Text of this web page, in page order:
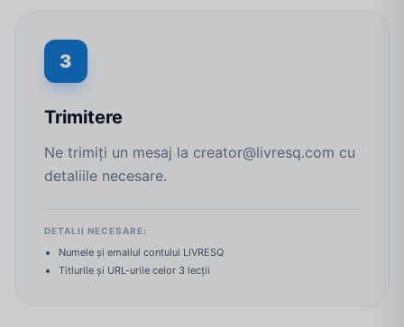
3
Trimitere
Ne trimiți un mesaj la creator@livresq.com cu
detaliile necesare.
DETALII NECESARE:
Numele și emailul contului LIVRESQ
Titlurile și URL-urile celor 3 lecții